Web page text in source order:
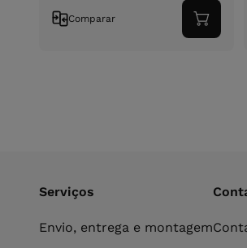
Comparar
ao
Serviços
Envio, entrega e montagem